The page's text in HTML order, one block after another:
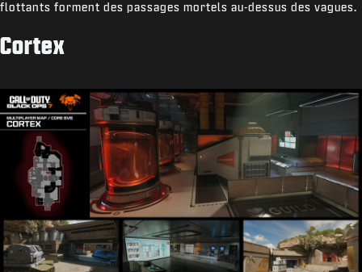
flottants forment des passages mortels au-dessus des vagues.
Cortex